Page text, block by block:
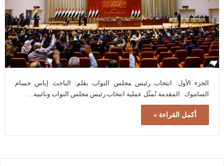
الجزء الأول: انتخاب رئيس مجلس النواب بقلم: الباحث إياس حسام
الساموك المقدمة تُمثّل عملية انتخاب رئيس مجلس النواب ونائبيه…
أكمل القراءة »